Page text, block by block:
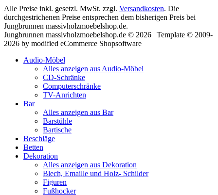
Alle Preise inkl. gesetzl. MwSt. zzgl. Versandkosten. Die
durchgestrichenen Preise entsprechen dem bisherigen Preis bei
Jungbrunnen massivholzmoebelshop.de.
Jungbrunnen massivholzmoebelshop.de © 2026 | Template © 2009-
2026 by modified eCommerce Shopsoftware
Audio-Möbel
Alles anzeigen aus Audio-Möbel
CD-Schränke
Computerschränke
TV-Anrichten
Bar
Alles anzeigen aus Bar
Barstühle
Bartische
Beschläge
Betten
Dekoration
Alles anzeigen aus Dekoration
Blech, Emaille und Holz- Schilder
Figuren
Fußhocker